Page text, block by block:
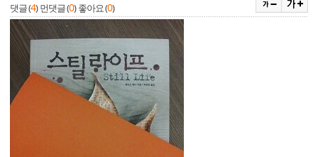
댓글 (4) 먼댓글 (0) 좋아요 (0)